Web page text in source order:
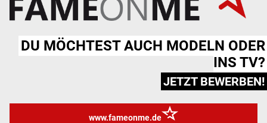
DU MÖCHTEST AUCH MODELN ODER
INS TV?
JETZT BEWERBEN!
www.fameonme.de